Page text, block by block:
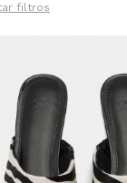
filtros